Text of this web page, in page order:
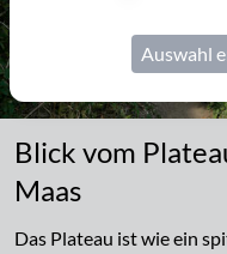
Blick vom
Maas
Das Plateau ist wie ein
Auswahl